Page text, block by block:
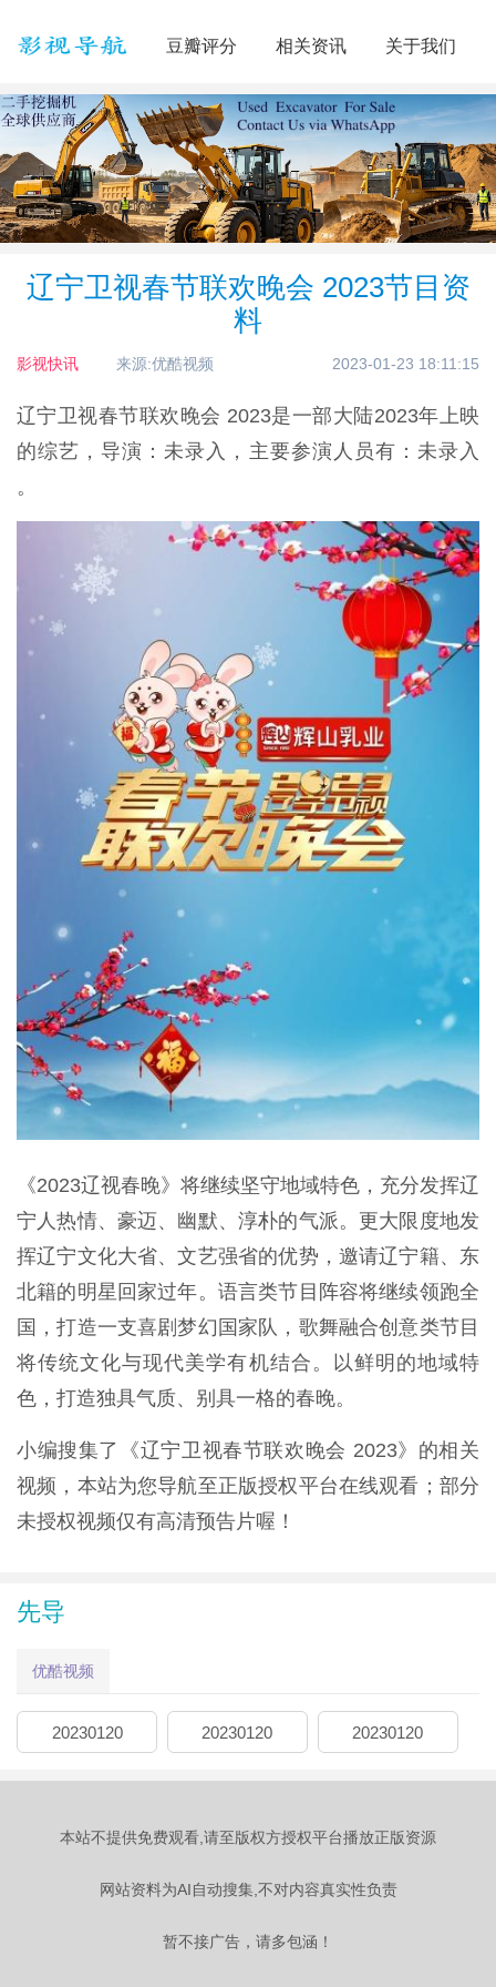
豆瓣评分 相关资讯 关于我们
辽宁卫视春节联欢晚会 2023节目资
料
影视快讯 来源:优酷视频 2023-01-23 18:11:15
辽宁卫视春节联欢晚会 2023是一部大陆2023年上映
的综艺，导演：未录入，主要参演人员有：未录入
。
《2023辽视春晚》将继续坚守地域特色，充分发挥辽
宁人热情、豪迈、幽默、淳朴的气派。更大限度地发
挥辽宁文化大省、文艺强省的优势，邀请辽宁籍、东
北籍的明星回家过年。语言类节目阵容将继续领跑全
国，打造一支喜剧梦幻国家队，歌舞融合创意类节目
将传统文化与现代美学有机结合。以鲜明的地域特
色，打造独具气质、别具一格的春晚。
小编搜集了《辽宁卫视春节联欢晚会 2023》的相关
视频，本站为您导航至正版授权平台在线观看；部分
未授权视频仅有高清预告片喔！
先导
优酷视频
20230120 20230120 20230120
本站不提供免费观看,请至版权方授权平台播放正版资源
网站资料为AI自动搜集,不对内容真实性负责
暂不接广告，请多包涵！